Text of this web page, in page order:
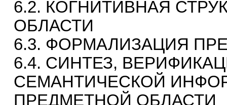
6.2. КОГНИТИВНАЯ
ОБЛАСТИ
6.3. ФОРМАЛИЗАЦИЯ
6.4. СИНТЕЗ,
СЕМАНТИЧЕСКОЙ
ПРЕДМЕТНОЙ ОБЛАСТИ